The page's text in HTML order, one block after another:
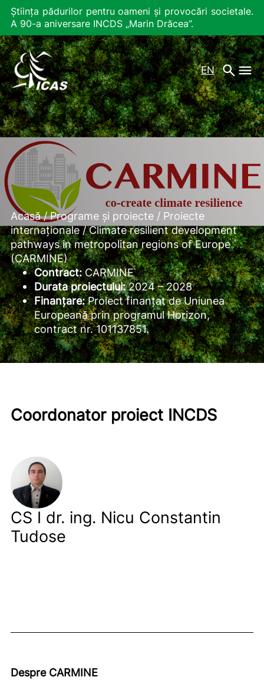
Știința pădurilor pentru oameni și provocări societale.
A 90-a aniversare INCDS „Marin Drăcea”.
EN
Acasă/Programe și proiecte / Proiecte
internaționale/Climate resilient development
pathways in metropolitan regions of Europe
(CARMINE)
Contract:CARMINE
Durata proiectului:2024 – 2028
Finanțare:Proiect finanțat de Uniunea
Europeană prin programul Horizon,
contract nr. 101137851.
Coordonator proiect INCDS
CS I dr. ing. Nicu Constantin
Tudose
Despre CARMINE